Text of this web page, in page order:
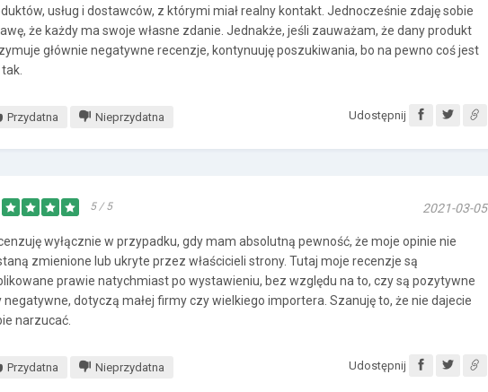
usług i dostawców, z którymi miał realny kontakt. Jednocześnie zdaję sobie
że każdy ma swoje własne zdanie. Jednakże, jeśli zauważam, że dany produkt
głównie negatywne recenzje, kontynuuję poszukiwania, bo na pewno coś jest
Przydatna Nieprzydatna Udostępnij
5 / 5 2021-03-05
wyłącznie w przypadku, gdy mam absolutną pewność, że moje opinie nie
zmienione lub ukryte przez właścicieli strony. Tutaj moje recenzje są
prawie natychmiast po wystawieniu, bez względu na to, czy są pozytywne
negatywne, dotyczą małej firmy czy wielkiego importera. Szanuję to, że nie dajecie
narzucać.
Przydatna Nieprzydatna Udostępnij